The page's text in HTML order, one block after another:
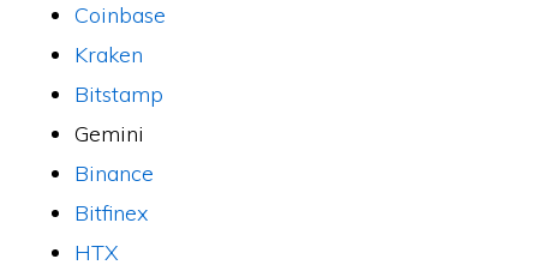
Coinbase
Kraken
Bitstamp
Gemini
Binance
Bitfinex
HTX